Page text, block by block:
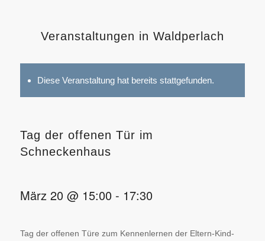
Veranstaltungen in Waldperlach
Diese Veranstaltung hat bereits stattgefunden.
Tag der offenen Tür im
Schneckenhaus
März 20 @ 15:00 - 17:30
Tag der offenen Türe zum Kennenlernen der Eltern-Kind-